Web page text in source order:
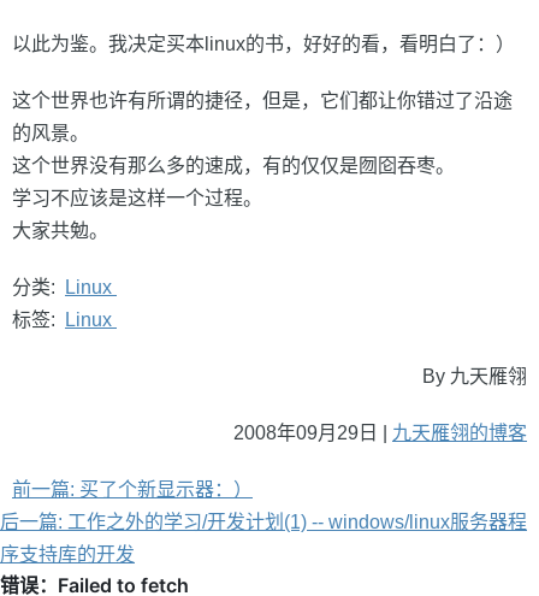
以此为鉴。我决定买本linux的书，好好的看，看明白了：）
这个世界也许有所谓的捷径，但是，它们都让你错过了沿途
的风景。
这个世界没有那么多的速成，有的仅仅是囫囵吞枣。
学习不应该是这样一个过程。
大家共勉。
分类:
Linux
标签:
Linux
By 九天雁翎
2008年09月29日 | 九天雁翎的博客
前一篇: 买了个新显示器：）
后一篇: 工作之外的学习/开发计划(1) -- windows/linux服务器程
序支持库的开发